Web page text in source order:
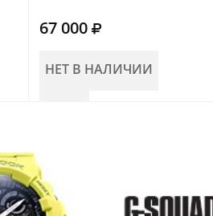
67 000
НЕТ В НАЛИЧИИ